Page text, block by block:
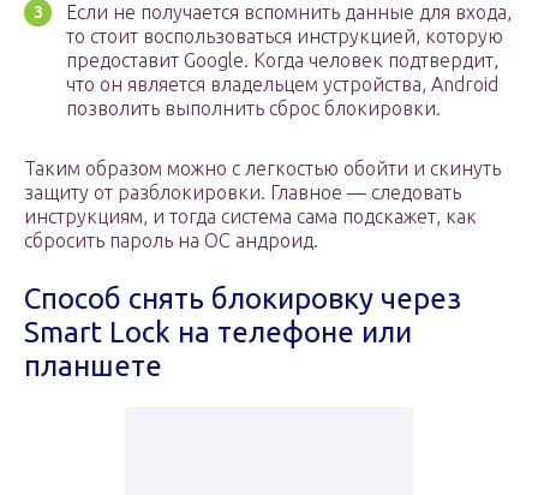
Если не получается вспомнить данные для входа,
то стоит воспользоваться инструкцией, которую
предоставит Google. Когда человек подтвердит,
что он является владельцем устройства, Android
позволить выполнить сброс блокировки.
Таким образом можно с легкостью обойти и скинуть
защиту от разблокировки. Главное — следовать
инструкциям, и тогда система сама подскажет, как
сбросить пароль на ОС андроид.
Способ снять блокировку через
Smart Lock на телефоне или
планшете